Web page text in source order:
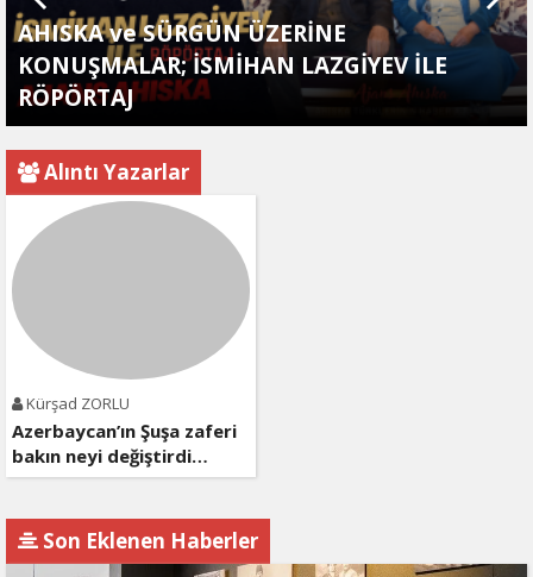
AHISKA ve SÜRGÜN ÜZERİNE
KONUŞMALAR; İSMİHAN LAZGİYEV İLE
RÖPÖRTAJ
Alıntı Yazarlar
Kürşad ZORLU
Azerbaycan’ın Şuşa zaferi
bakın neyi değiştirdi…
Son Eklenen Haberler